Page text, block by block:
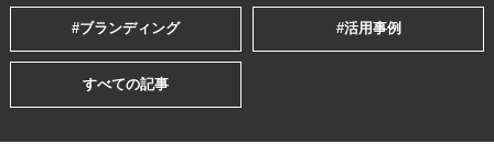
#ブランディング #活用事例
すべての記事